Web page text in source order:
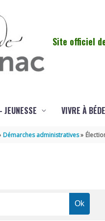
Site officiel
JEUNESSE VIVRE À
Démarches administratives